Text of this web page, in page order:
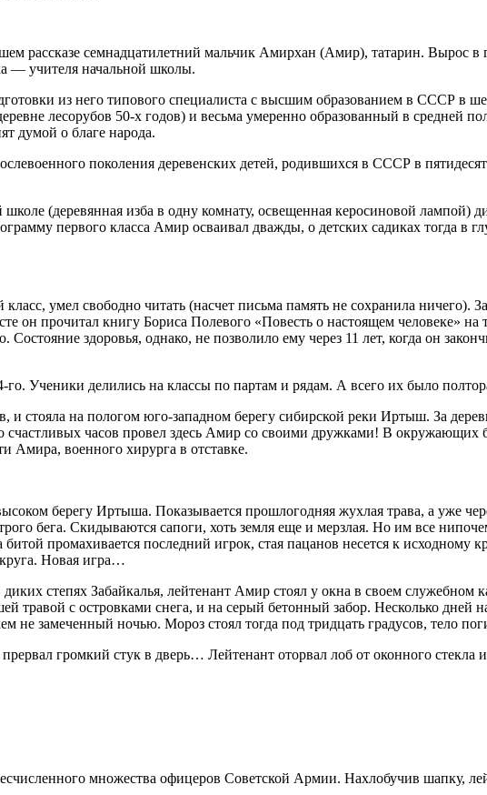
рассказе семнадцатилетний мальчик Амирхан (Амир), татарин. Вырос в
— учителя начальной школы.
из него типового специалиста с высшим образованием в СССР в
лесорубов 50-х годов) и весьма умеренно образованный в средней
думой о благе народа.
поколения деревенских детей, родившихся в СССР в
(деревянная изба в одну комнату, освещенная керосиновой лампой)
первого класса Амир осваивал дважды, о детских садиках тогда в
умел свободно читать (насчет письма память не сохранила ничего).
он прочитал книгу Бориса Полевого «Повесть о настоящем человеке» на
здоровья, однако, не позволило ему через 11 лет, когда он
Ученики делились на классы по партам и рядам. А всего их было
стояла на пологом юго-западном берегу сибирской реки Иртыш. За
счастливых часов провел здесь Амир со своими дружками! В
Амира, военного хирурга в отставке.
берегу Иртыша. Показывается прошлогодняя жухлая трава, а уже
бега. Скидываются сапоги, хоть земля еще и мерзлая. Но им все
битой промахивается последний игрок, стая пацанов несется к исходному
Новая игра…
степях Забайкалья, лейтенант Амир стоял у окна в своем
с островками снега, и на серый бетонный забор. Несколько дней
не замеченный ночью. Мороз стоял тогда под тридцать градусов, тело
громкий стук в дверь… Лейтенант оторвал лоб от оконного стекла
множества офицеров Советской Армии. Нахлобучив шапку,